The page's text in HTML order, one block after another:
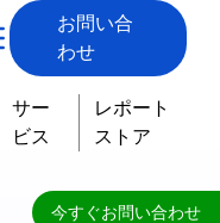
お問い合
わせ
サー
ビス
レポート
ストア
今すぐお問い合わせ